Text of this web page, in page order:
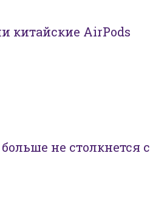
китайские AirPods
не столкнется с